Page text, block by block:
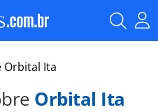
Orbital Ita
Orbital Ita